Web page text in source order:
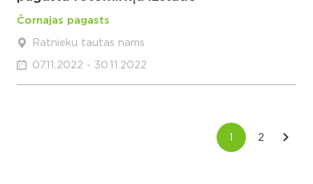
Čornajas pagasts
Ratnieku tautas nams
07.11.2022 - 30.11.2022